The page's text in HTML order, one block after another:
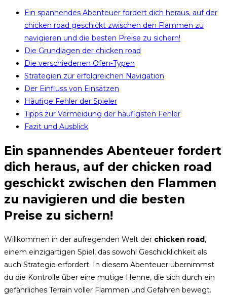
Ein spannendes Abenteuer fordert dich heraus, auf der
chicken road geschickt zwischen den Flammen zu
navigieren und die besten Preise zu sichern!
Die Grundlagen der chicken road
Die verschiedenen Ofen-Typen
Strategien zur erfolgreichen Navigation
Der Einfluss von Einsätzen
Häufige Fehler der Spieler
Tipps zur Vermeidung der häufigsten Fehler
Fazit und Ausblick
Ein spannendes Abenteuer fordert
dich heraus, auf der chicken road
geschickt zwischen den Flammen
zu navigieren und die besten
Preise zu sichern!
Willkommen in der aufregenden Welt der chicken road ,
einem einzigartigen Spiel, das sowohl Geschicklichkeit als
auch Strategie erfordert. In diesem Abenteuer übernimmst
du die Kontrolle über eine mutige Henne, die sich durch ein
gefährliches Terrain voller Flammen und Gefahren bewegt.